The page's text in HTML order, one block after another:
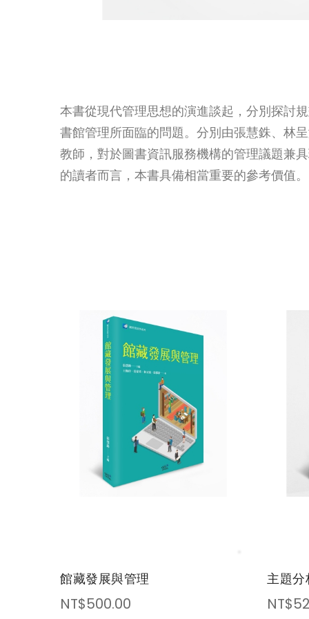
本書從現代管理思想的演進談起，分別探討
書館管理所面臨的問題。分別由張慧銖、林
教師，對於圖書資訊服務機構的管理議題兼
的讀者而言，本書具備相當重要的參考價值。
館藏發展與管理
NT$500.00
主題分